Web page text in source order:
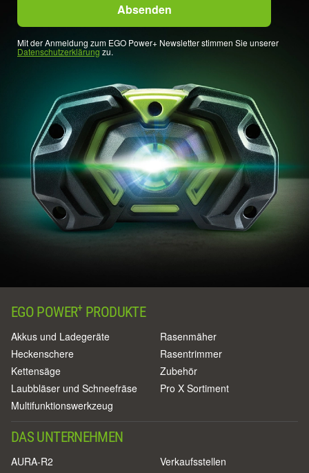
Mit der Anmeldung zum EGO Power+ Newsletter stimmen Sie unserer
Datenschutzerklärung zu.
EGO POWER+PRODUKTE
Akkus und Ladegeräte
Heckenschere
Kettensäge
Laubbläser und Schneefräse
Multifunktionswerkzeug
Rasenmäher
Rasentrimmer
Zubehör
Pro X Sortiment
DAS UNTERNEHMEN
AURA-R2
Verkaufsstellen